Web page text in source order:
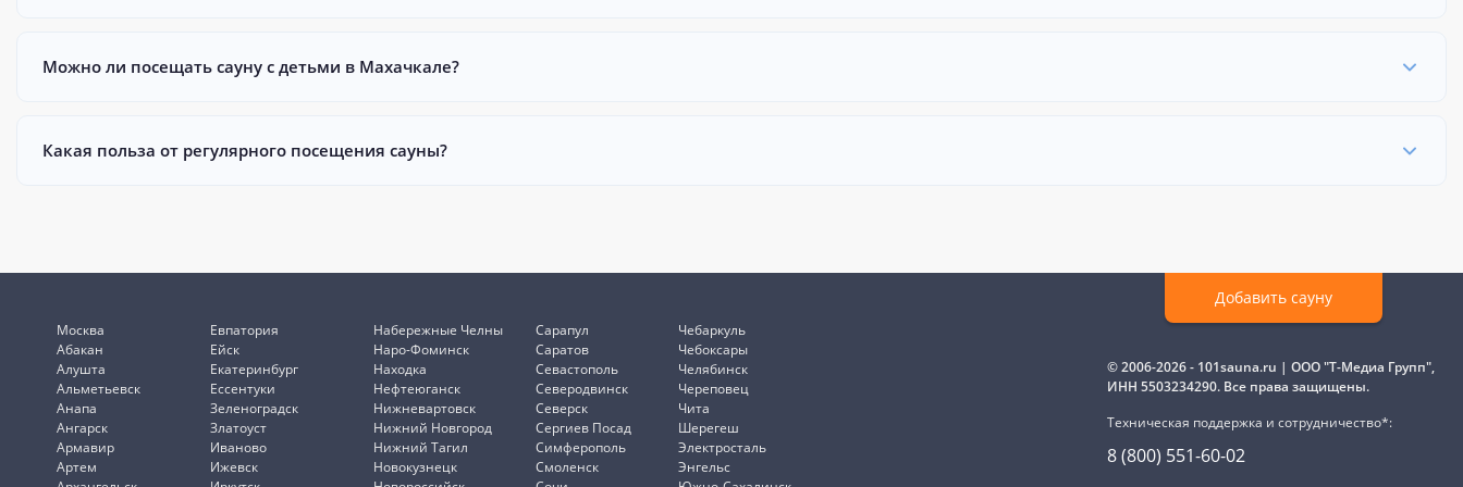
Можно ли посещать сауну с детьми в Махачкале?
Какая польза от регулярного посещения сауны?
Москва
Абакан
Алушта
Альметьевск
Анапа
Ангарск
Армавир
Артем
Евпатория
Ейск
Екатеринбург
Ессентуки
Зеленоградск
Златоуст
Иваново
Ижевск
Набережные Челны
Наро-Фоминск
Находка
Нефтеюганск
Нижневартовск
Нижний Новгород
Нижний Тагил
Новокузнецк
Сарапул
Саратов
Севастополь
Северодвинск
Северск
Сергиев Посад
Симферополь
Смоленск
Чебаркуль
Чебоксары
Челябинск
Череповец
Чита
Шерегеш
Электросталь
Энгельс
Добавить сауну
© 2006-2026 - 101sauna.ru | ООО "Т-Медиа Групп",
ИНН 5503234290. Все права защищены.
Техническая поддержка и сотрудничество*:
8 (800) 551-60-02